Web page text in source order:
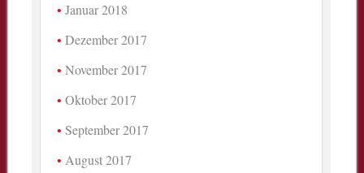
Januar 2018
Dezember 2017
November 2017
Oktober 2017
September 2017
August 2017